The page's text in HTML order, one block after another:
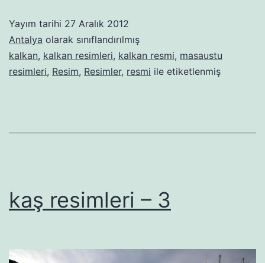
Yayım tarihi 27 Aralık 2012
Antalya olarak sınıflandırılmış
kalkan, kalkan resimleri, kalkan resmi, masaustu
resimleri, Resim, Resimler, resmi ile etiketlenmiş
kaş resimleri – 3